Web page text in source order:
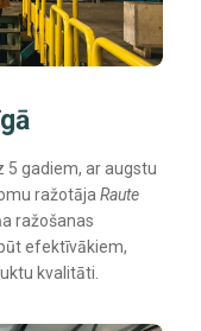
5 gadiem, ar augstu
ražotājaRaute
ražošanas
efektīvākiem,
kvalitāti.